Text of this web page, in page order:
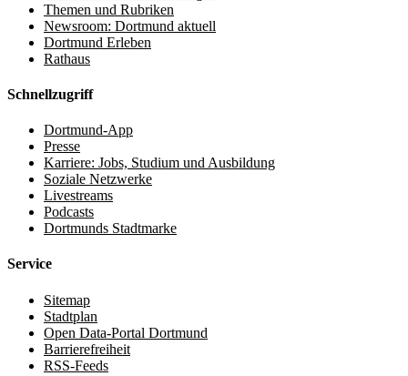
Themen und Rubriken
Newsroom: Dortmund aktuell
Dortmund Erleben
Rathaus
Schnellzugriff
Dortmund-App
Presse
Karriere: Jobs, Studium und Ausbildung
Soziale Netzwerke
Livestreams
Podcasts
Dortmunds Stadtmarke
Service
Sitemap
Stadtplan
Open Data-Portal Dortmund
Barrierefreiheit
RSS-Feeds